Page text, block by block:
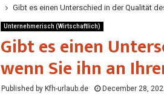
Gibt es einen Unterschied in der Qualität
Unternehmerisch (Wirtschaftlich)
Gibt es einen
wenn Sie ihn an
Published by Kfh-urlaub.de December 28,